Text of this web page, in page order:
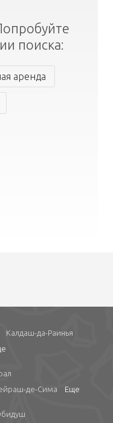
поиска:
аренда
Калдаш-да-Раинья
де-Сима Еще